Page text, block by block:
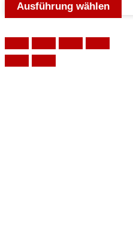
Ausführung wählen